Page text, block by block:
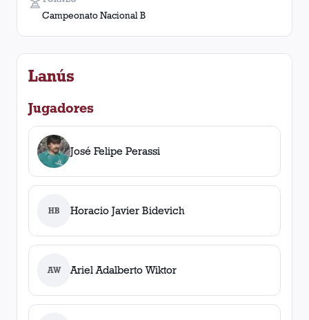
Campeonato Nacional B
Lanús
Jugadores
José Felipe Perassi
HB Horacio Javier Bidevich
AW Ariel Adalberto Wiktor